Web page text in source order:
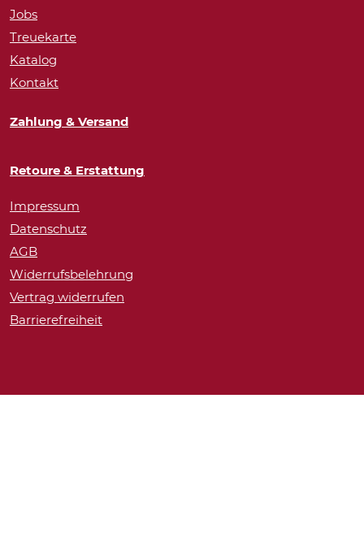
Jobs
Treuekarte
Katalog
Kontakt
Zahlung & Versand
Retoure & Erstattung
Impressum
Datenschutz
AGB
Widerrufsbelehrung
Vertrag widerrufen
Barrierefreiheit